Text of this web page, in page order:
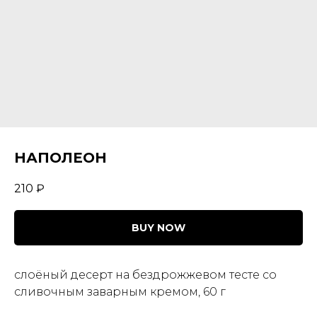
НАПОЛЕОН
210 ₽
BUY NOW
слоёный десерт на бездрожжевом тесте со
сливочным заварным кремом, 60 г